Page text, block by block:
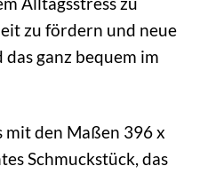
zu fördern und neue
ganz bequem im
mit den Maßen 396 x
Schmuckstück, das